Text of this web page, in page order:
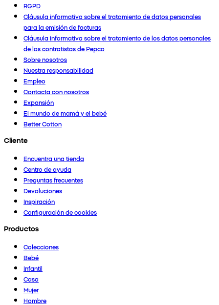
RGPD
Cláusula informativa sobre el tratamiento de datos personales
para la emisión de facturas
Cláusula informativa sobre el tratamiento de los datos personales
de los contratistas de Pepco
Sobre nosotros
Nuestra responsabilidad
Empleo
Contacta con nosotros
Expansión
El mundo de mamá y el bebé
Better Cotton
Cliente
Encuentra una tienda
Centro de ayuda
Preguntas frecuentes
Devoluciones
Inspiración
Configuración de cookies
Productos
Colecciones
Bebé
Infantil
Casa
Mujer
Hombre